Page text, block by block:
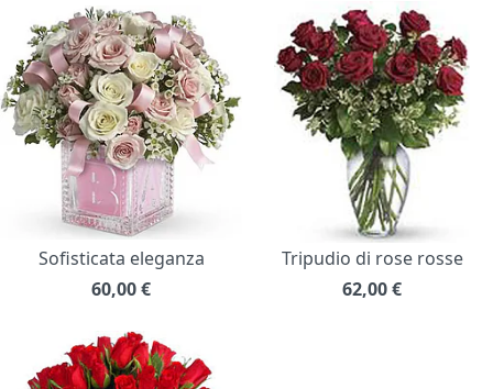
Sofisticata eleganza
60,00€
Tripudio di rose rosse
62,00€